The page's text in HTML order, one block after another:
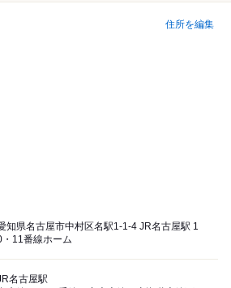
住所を編集
知県名古屋市中村区名駅1-1-4 JR名古屋駅 1
・11番線ホーム
名古屋駅